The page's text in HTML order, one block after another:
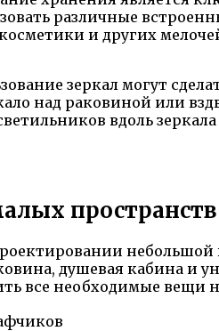
различные
и других
зеркал могут
над раковиной или
вдоль
душевая кабина и
все необходимые